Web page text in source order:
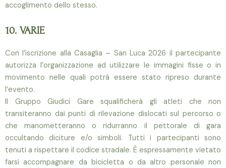
accoglimento dello stesso.
10. VARIE
Con l’iscrizione alla Casaglia – San Luca 2026 il partecipante
autorizza l’organizzazione ad utilizzare le immagini fisse o in
movimento nelle quali potrà essere stato ripreso durante
l’evento.
Il Gruppo Giudici Gare squalificherà gli atleti che non
transiteranno dai punti di rilevazione dislocati sul percorso o
che
manometteranno o ridurranno il pettorale di gara
occultando diciture e/o simboli. Tutti i partecipanti sono
tenuti a rispettare il codice stradale. È espressamente vietato
farsi accompagnare da bicicletta o da altro personale non